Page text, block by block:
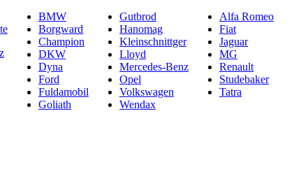
BMW
Borgward
Champion
DKW
Dyna
Ford
Fuldamobil
Goliath
Gutbrod
Hanomag
Kleinschnittger
Lloyd
Mercedes-Benz
Opel
Volkswagen
Wendax
Alfa Romeo
Fiat
Jaguar
MG
Renault
Studebaker
Tatra